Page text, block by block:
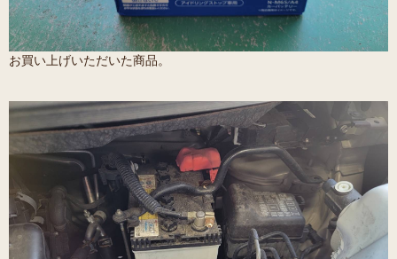
お買い上げいただいた商品。